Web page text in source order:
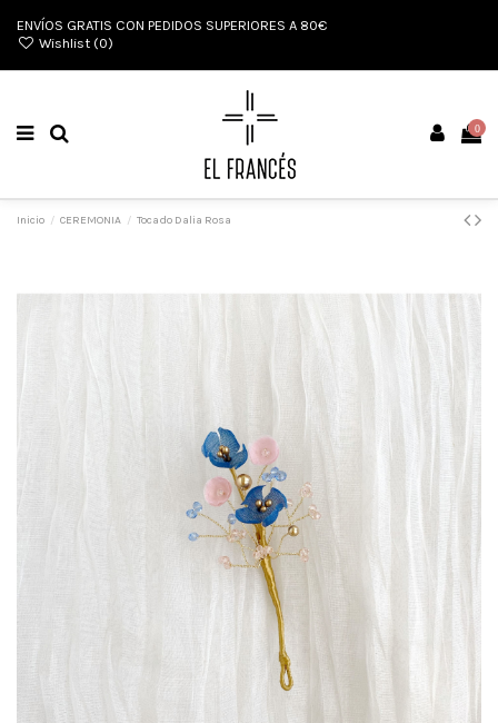
ENVÍOS GRATIS CON PEDIDOS SUPERIORES A 80€
Wishlist (0)
0
Inicio CEREMONIA Tocado Dalia Rosa